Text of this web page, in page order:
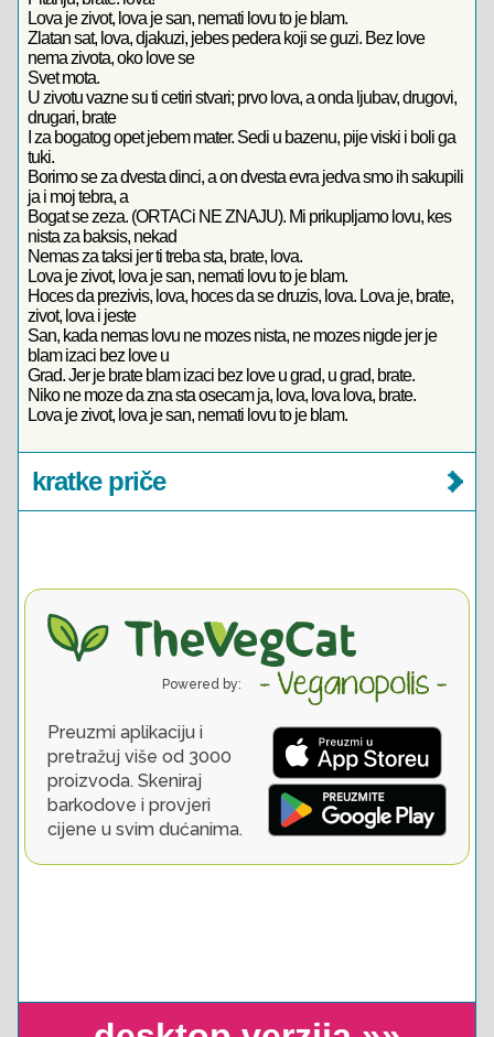
Lova je zivot, lova je san, nemati lovu to je blam.
Zlatan sat, lova, djakuzi, jebes pedera koji se guzi. Bez love
nema zivota, oko love se
Svet mota.
U zivotu vazne su ti cetiri stvari; prvo lova, a onda ljubav, drugovi,
drugari, brate
I za bogatog opet jebem mater. Sedi u bazenu, pije viski i boli ga
tuki.
Borimo se za dvesta dinci, a on dvesta evra jedva smo ih sakupili
ja i moj tebra, a
Bogat se zeza. (ORTACi NE ZNAJU). Mi prikupljamo lovu, kes
nista za baksis, nekad
Nemas za taksi jer ti treba sta, brate, lova.
Lova je zivot, lova je san, nemati lovu to je blam.
Hoces da prezivis, lova, hoces da se druzis, lova. Lova je, brate,
zivot, lova i jeste
San, kada nemas lovu ne mozes nista, ne mozes nigde jer je
blam izaci bez love u
Grad. Jer je brate blam izaci bez love u grad, u grad, brate.
Niko ne moze da zna sta osecam ja, lova, lova lova, brate.
Lova je zivot, lova je san, nemati lovu to je blam.
kratke priče